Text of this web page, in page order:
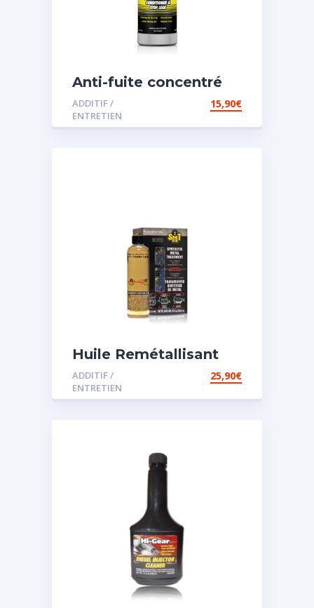
Anti-fuite concentré
pour direction
assistée
ADDITIF /
ENTRETIEN
15,90€
Huile Remétallisant
Moteur SMT2
ADDITIF /
ENTRETIEN
25,90€